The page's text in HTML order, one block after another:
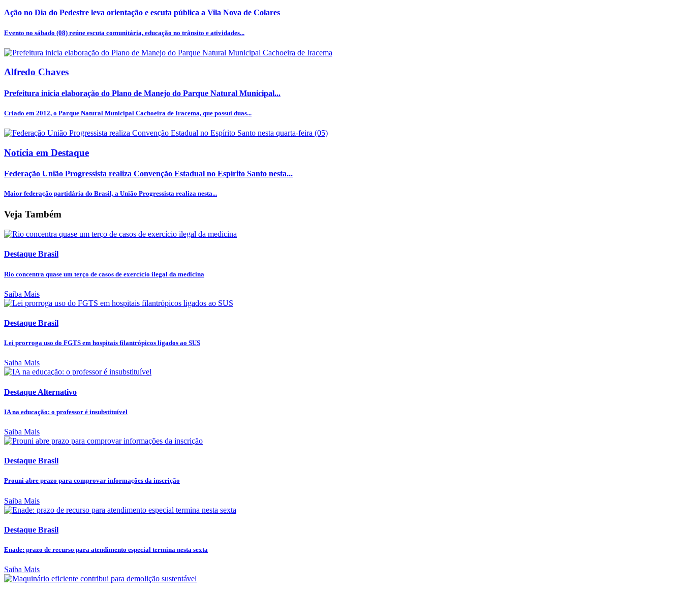
Ação no Dia do Pedestre leva orientação e escuta pública a Vila Nova de Colares
Evento no sábado (08) reúne escuta comunitária, educação no trânsito e atividades...
Alfredo Chaves
Prefeitura inicia elaboração do Plano de Manejo do Parque Natural Municipal...
Criado em 2012, o Parque Natural Municipal Cachoeira de Iracema, que possui duas...
Notícia em Destaque
Federação União Progressista realiza Convenção Estadual no Espírito Santo nesta...
Maior federação partidária do Brasil, a União Progressista realiza nesta...
Veja Também
Destaque Brasil
Rio concentra quase um terço de casos de exercício ilegal da medicina
Saiba Mais
Destaque Brasil
Lei prorroga uso do FGTS em hospitais filantrópicos ligados ao SUS
Saiba Mais
Destaque Alternativo
IA na educação: o professor é insubstituível
Saiba Mais
Destaque Brasil
Prouni abre prazo para comprovar informações da inscrição
Saiba Mais
Destaque Brasil
Enade: prazo de recurso para atendimento especial termina nesta sexta
Saiba Mais